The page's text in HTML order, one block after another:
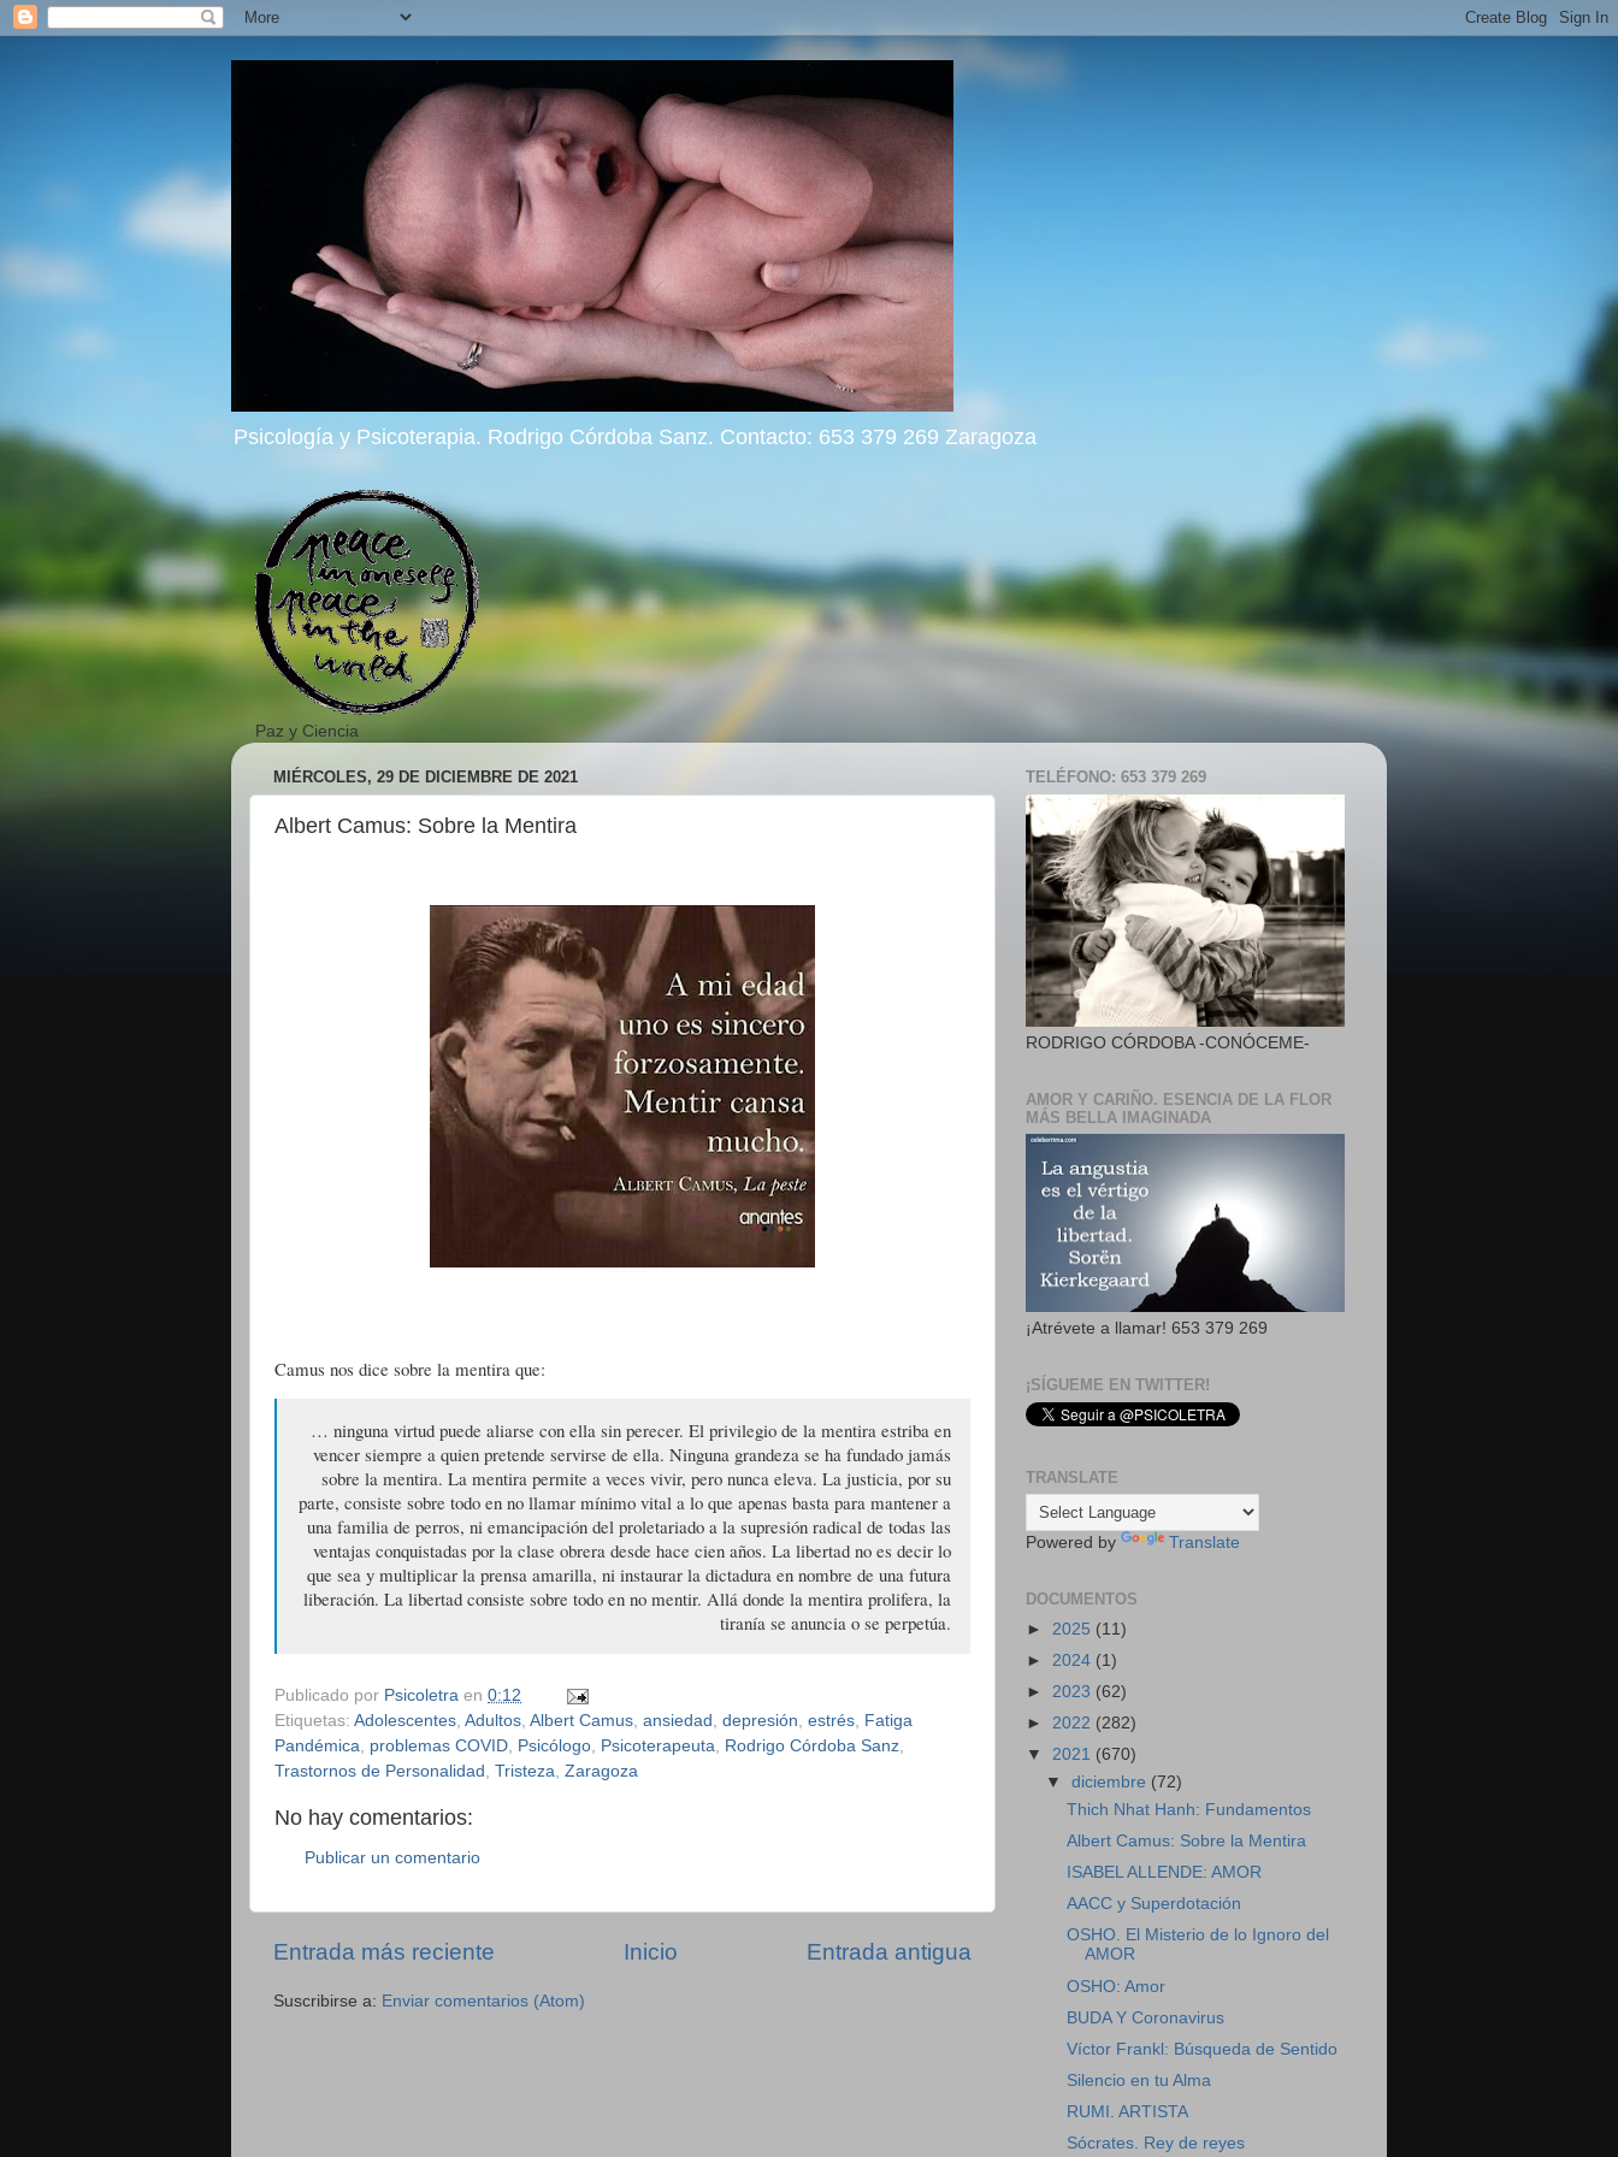
Psicología y Psicoterapia. Rodrigo Córdoba Sanz. Contacto: 653 379 269 Zaragoza
Paz y Ciencia
MIÉRCOLES, 29 DE DICIEMBRE DE 2021
Albert Camus: Sobre la Mentira
Camus nos dice sobre la mentira que:
… ninguna virtud puede aliarse con ella sin perecer. El privilegio de la mentira estriba en
vencer siempre a quien pretende servirse de ella. Ninguna grandeza se ha fundado jamás
sobre la mentira. La mentira permite a veces vivir, pero nunca eleva. La justicia, por su
parte, consiste sobre todo en no llamar mínimo vital a lo que apenas basta para mantener a
una familia de perros, ni emancipación del proletariado a la supresión radical de todas las
ventajas conquistadas por la clase obrera desde hace cien años. La libertad no es decir lo
que sea y multiplicar la prensa amarilla, ni instaurar la dictadura en nombre de una futura
liberación. La libertad consiste sobre todo en no mentir. Allá donde la mentira prolifera, la
tiranía se anuncia o se perpetúa.
Publicado por Psicoletra en 0:12
Etiquetas: Adolescentes, Adultos, Albert Camus, ansiedad , depresión, estrés, Fatiga
Pandémica, problemas COVID, Psicólogo, Psicoterapeuta, Rodrigo Córdoba Sanz,
Trastornos de Personalidad , Tristeza, Zaragoza
No hay comentarios:
Publicar un comentario
Entrada más reciente Entrada antigua
Inicio
Suscribirse a: Enviar comentarios (Atom)
TELÉFONO: 653 379 269
RODRIGO CÓRDOBA -CONÓCEME-
AMOR Y CARIÑO. ESENCIA DE LA FLOR
MÁS BELLA IMAGINADA
¡Atrévete a llamar! 653 379 269
¡SÍGUEME EN TWITTER!
TRANSLATE
Powered by Translate
DOCUMENTOS
► 2025 (11)
► 2024 (1)
► 2023 (62)
► 2022 (282)
▼ 2021 (670)
▼diciembre (72)
Thich Nhat Hanh: Fundamentos
Albert Camus: Sobre la Mentira
ISABEL ALLENDE: AMOR
AACC y Superdotación
OSHO. El Misterio de lo Ignoro del
AMOR
OSHO: Amor
BUDA Y Coronavirus
Víctor Frankl: Búsqueda de Sentido
Silencio en tu Alma
RUMI. ARTISTA
Sócrates. Rey de reyes